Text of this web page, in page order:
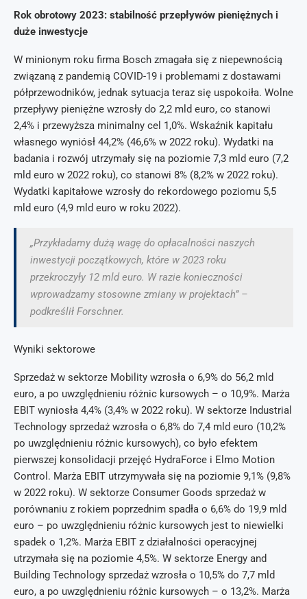
Rok obrotowy 2023: stabilność przepływów pieniężnych i
duże inwestycje
W minionym roku firma Bosch zmagała się z niepewnością
związaną z pandemią COVID-19 i problemami z dostawami
półprzewodników, jednak sytuacja teraz się uspokoiła. Wolne
przepływy pieniężne wzrosły do 2,2 mld euro, co stanowi
2,4% i przewyższa minimalny cel 1,0%. Wskaźnik kapitału
własnego wyniósł 44,2% (46,6% w 2022 roku). Wydatki na
badania i rozwój utrzymały się na poziomie 7,3 mld euro (7,2
mld euro w 2022 roku), co stanowi 8% (8,2% w 2022 roku).
Wydatki kapitałowe wzrosły do rekordowego poziomu 5,5
mld euro (4,9 mld euro w roku 2022).
„Przykładamy dużą wagę do opłacalności naszych
inwestycji początkowych, które w 2023 roku
przekroczyły 12 mld euro. W razie konieczności
wprowadzamy stosowne zmiany w projektach” –
podkreślił Forschner.
Wyniki sektorowe
Sprzedaż w sektorze Mobility wzrosła o 6,9% do 56,2 mld
euro, a po uwzględnieniu różnic kursowych – o 10,9%. Marża
EBIT wyniosła 4,4% (3,4% w 2022 roku). W sektorze Industrial
Technology sprzedaż wzrosła o 6,8% do 7,4 mld euro (10,2%
po uwzględnieniu różnic kursowych), co było efektem
pierwszej konsolidacji przejęć HydraForce i Elmo Motion
Control. Marża EBIT utrzymywała się na poziomie 9,1% (9,8%
w 2022 roku). W sektorze Consumer Goods sprzedaż w
porównaniu z rokiem poprzednim spadła o 6,6% do 19,9 mld
euro – po uwzględnieniu różnic kursowych jest to niewielki
spadek o 1,2%. Marża EBIT z działalności operacyjnej
utrzymała się na poziomie 4,5%. W sektorze Energy and
Building Technology sprzedaż wzrosła o 10,5% do 7,7 mld
euro, a po uwzględnieniu różnic kursowych – o 13,2%. Marża